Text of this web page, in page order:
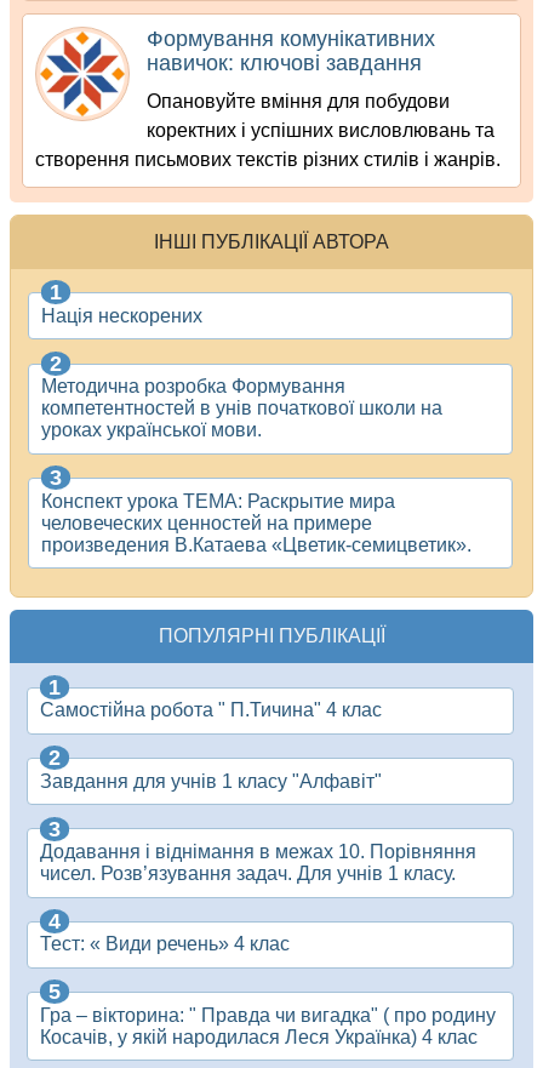
Формування комунікативних
навичок: ключові завдання
Опановуйте вміння для побудови
коректних і успішних висловлювань та
створення письмових текстів різних стилів і жанрів.
ІНШІ ПУБЛІКАЦІЇ АВТОРА
Нація нескорених
Методична розробка Формування
компетентностей в унів початкової школи на
уроках української мови.
Конспект урока ТЕМА: Раскрытие мира
человеческих ценностей на примере
произведения В.Катаева «Цветик-семицветик».
ПОПУЛЯРНІ ПУБЛІКАЦІЇ
Самостійна робота " П.Тичина" 4 клас
Завдання для учнів 1 класу "Алфавіт"
Додавання і віднімання в межах 10. Порівняння
чисел. Розв’язування задач. Для учнів 1 класу.
Тест: « Види речень» 4 клас
Гра – вікторина: " Правда чи вигадка" ( про родину
Косачів, у якій народилася Леся Українка) 4 клас